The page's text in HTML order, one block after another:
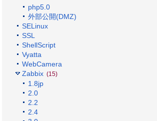
php5.0
外部公開(DMZ)
SELinux
SSL
ShellScript
Vyatta
WebCamera
Zabbix (15)
1.8jp
2.0
2.2
2.4